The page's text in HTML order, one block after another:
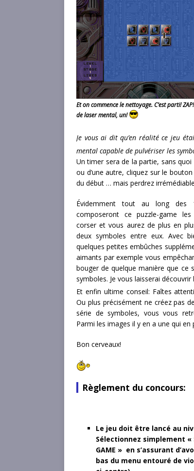
Et on commence le nettoyage. C’est parti!
de laser mental, un!
Je vous ai dit qu’en réalité ce jeu
mental capable de pulvériser les
Un timer sera de la partie, sans
ou d’une autre, cliquez sur le
du début … mais perdrez
Évidemment tout au long des
composeront ce puzzle-game
corser et vous aurez de plus en
deux symboles entre eux. Avec
quelques petites embûches
aimants par exemple vous
bouger de quelque manière que ce
symboles. Je vous laisserai découvrir
Et enfin ultime conseil: Faîtes
Ou plus précisément ne créez pas
série de symboles, vous vous
Parmi les images il y en a une qui en
Bon cerveaux!
Règlement du concours:
Le jeu doit être lancé au
Sélectionnez simplement «
GAME » en s’assurant
bas du menu entouré de